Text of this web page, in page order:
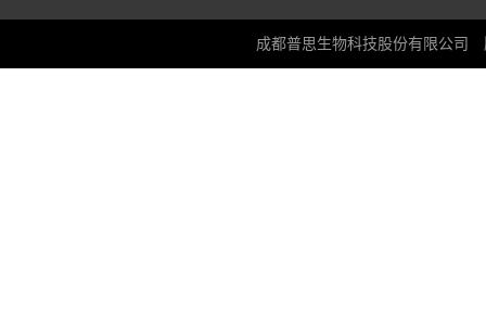
成都普思生物科技股份有限公司